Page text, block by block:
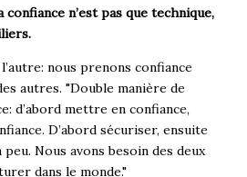
n’est pas que technique,
nous prenons confiance
autres. "Double manière de
d’abord mettre en confiance,
D’abord sécuriser, ensuite
peu. Nous avons besoin des deux
dans le monde."